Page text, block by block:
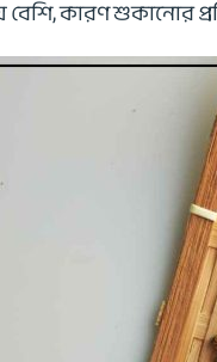
কারণ শুকানোর